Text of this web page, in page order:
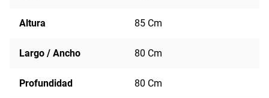
Altura 85 Cm
Largo / Ancho 80 Cm
Profundidad 80 Cm